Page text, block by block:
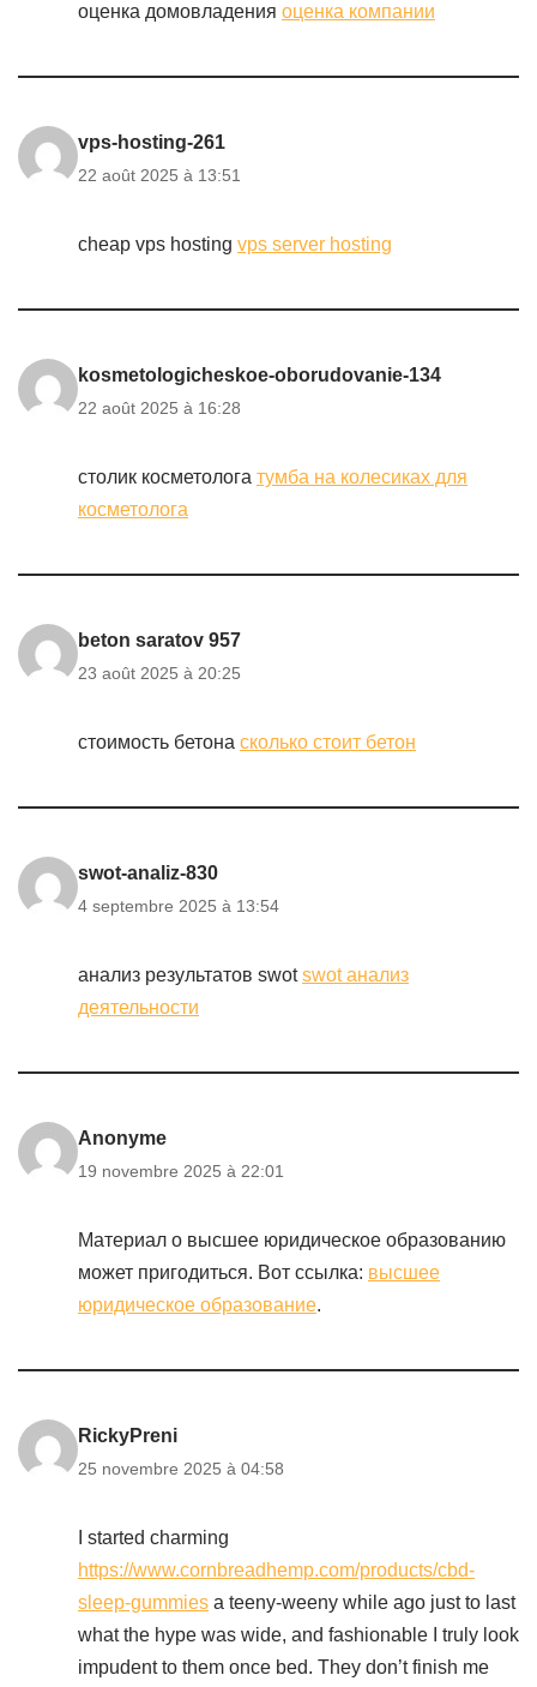
оценка домовладения оценка компании
vps-hosting-261
22 août 2025 à 13:51
cheap vps hosting vps server hosting
kosmetologicheskoe-oborudovanie-134
22 août 2025 à 16:28
столик косметолога тумба на колесиках для
косметолога
beton saratov 957
23 août 2025 à 20:25
стоимость бетона сколько стоит бетон
swot-analiz-830
4 septembre 2025 à 13:54
анализ результатов swotswot анализ
деятельности
Anonyme
19 novembre 2025 à 22:01
Материал о высшее юридическое образованию
может пригодиться. Вот ссылка: высшее
юридическое образование.
RickyPreni
25 novembre 2025 à 04:58
I started charming
https://www.cornbreadhemp.com/products/cbd-
sleep-gummies a teeny-weeny while ago just to last
what the hype was wide, and fashionable I truly look
impudent to them once bed. They don’t finish me